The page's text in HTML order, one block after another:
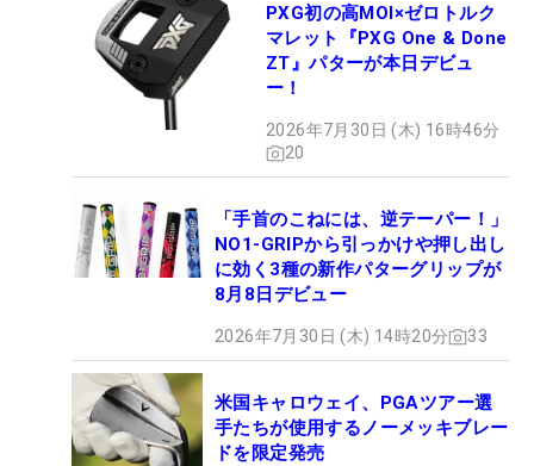
PXG初の高MOI×ゼロトルク
マレット『PXG One & Done
ZT』パターが本日デビュ
ー！
2026年7月30日 (木) 16時46分
20
「手首のこねには、逆テーパー！」
NO1-GRIPから引っかけや押し出し
に効く3種の新作パターグリップが
8月8日デビュー
2026年7月30日 (木) 14時20分 33
米国キャロウェイ、PGAツアー選
手たちが使用するノーメッキブレー
ドを限定発売